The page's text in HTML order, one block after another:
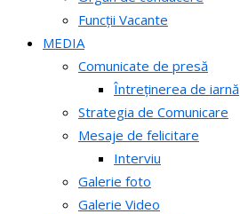
Funcții Vacante
MEDIA
Comunicate de presă
Întreținerea de iarnă
Strategia de Comunicare
Mesaje de felicitare
Interviu
Galerie foto
Galerie Video